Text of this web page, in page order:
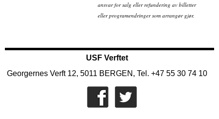
ansvar for salg eller refundering av billetter
eller programendringer som arrangør gjør.
USF Verftet
Georgernes Verft 12, 5011 BERGEN, Tel. +47 55 30 74 10